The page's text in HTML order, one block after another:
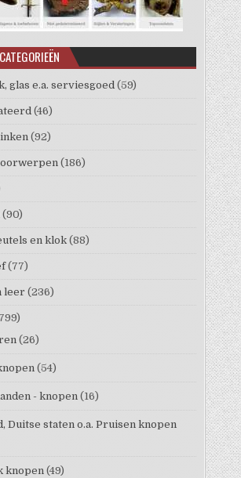
glas e.a. serviesgoed (59)
(46)
(92)
(186)
(90)
en klok (88)
(77)
leer (236)
(26)
(54)
- knopen (16)
Duitse staten o.a. Pruisen knopen
knopen (49)